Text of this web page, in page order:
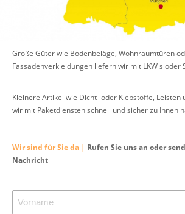
Große Güter wie Bodenbeläge, Wohnraumtüren
Fassadenverkleidungen liefern wir mit LKW s oder
Kleinere Artikel wie Dicht- oder Klebstoffe, Leisten
wir mit Paketdiensten schnell und sicher zu Ihnen
Wir sind für Sie da | Rufen Sie uns an oder
Nachricht